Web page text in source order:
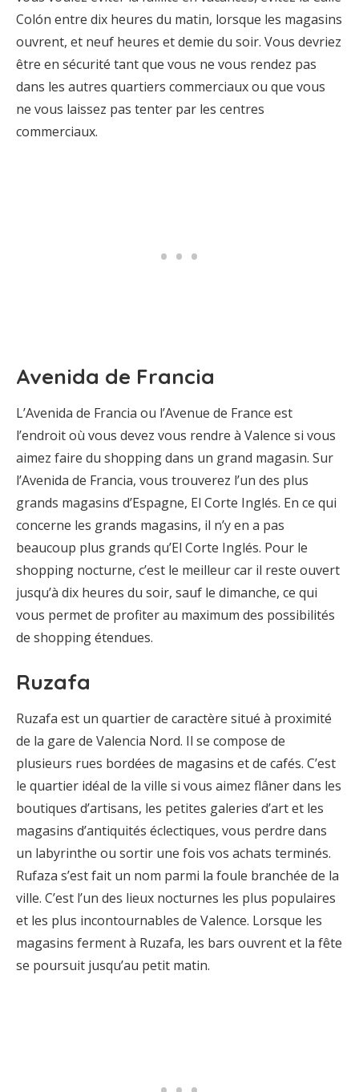
Colón entre dix heures du matin, lorsque les magasins
ouvrent, et neuf heures et demie du soir. Vous devriez
être en sécurité tant que vous ne vous rendez pas
dans les autres quartiers commerciaux ou que vous
ne vous laissez pas tenter par les centres
commerciaux.
Avenida de Francia
L’Avenida de Francia ou l’Avenue de France est
l’endroit où vous devez vous rendre à Valence si vous
aimez faire du shopping dans un grand magasin. Sur
l’Avenida de Francia, vous trouverez l’un des plus
grands magasins d’Espagne, El Corte Inglés. En ce qui
concerne les grands magasins, il n’y en a pas
beaucoup plus grands qu’El Corte Inglés. Pour le
shopping nocturne, c’est le meilleur car il reste ouvert
jusqu’à dix heures du soir, sauf le dimanche, ce qui
vous permet de profiter au maximum des possibilités
de shopping étendues.
Ruzafa
Ruzafa est un quartier de caractère situé à proximité
de la gare de Valencia Nord. Il se compose de
plusieurs rues bordées de magasins et de cafés. C’est
le quartier idéal de la ville si vous aimez flâner dans les
boutiques d’artisans, les petites galeries d’art et les
magasins d’antiquités éclectiques, vous perdre dans
un labyrinthe ou sortir une fois vos achats terminés.
Rufaza s’est fait un nom parmi la foule branchée de la
ville. C’est l’un des lieux nocturnes les plus populaires
et les plus incontournables de Valence. Lorsque les
magasins ferment à Ruzafa, les bars ouvrent et la fête
se poursuit jusqu’au petit matin.